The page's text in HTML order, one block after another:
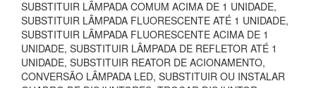
SUBSTITUIR LÂMPADA COMUM ACIMA DE 1 UNIDADE,
SUBSTITUIR LÂMPADA FLUORESCENTE ATÉ 1 UNIDADE,
SUBSTITUIR LÂMPADA FLUORESCENTE ACIMA DE 1
UNIDADE, SUBSTITUIR LÂMPADA DE REFLETOR ATÉ 1
UNIDADE, SUBSTITUIR REATOR DE ACIONAMENTO,
CONVERSÃO LÂMPADA LED, SUBSTITUIR OU INSTALAR